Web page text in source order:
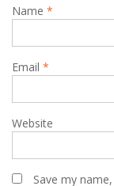
Name *
Email *
Website
Save my